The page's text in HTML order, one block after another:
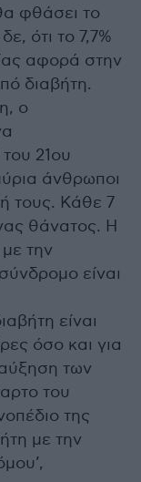
φθάσει το
ότι το 7,7%
αφορά στην
διαβήτη.
ο
21ου
άνθρωποι
τους. Κάθε 7
θάνατος. Η
την
είναι
είναι
όσο και για
των
του
της
με την